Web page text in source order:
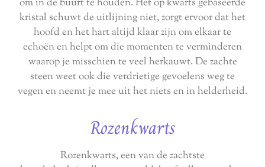
kristal schuwt de uitlijning niet, zorgt ervoor dat het
hoofd en het hart altijd klaar zijn om elkaar te
echoën en helpt om die momenten te verminderen
waarop je misschien te veel herkauwt. De zachte
steen weet ook die verdrietige gevoelens weg te
vegen en neemt je mee uit het niets en in helderheid.
Rozenkwarts
Rozenkwarts, een van de zachtste